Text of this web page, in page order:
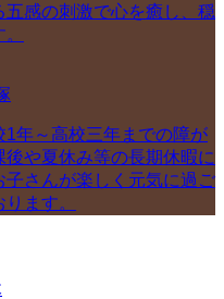
感の刺激で心を癒し、穏
年～高校三年までの障が
や夏休み等の長期休暇に
さんが楽しく元気に過ご
ます。